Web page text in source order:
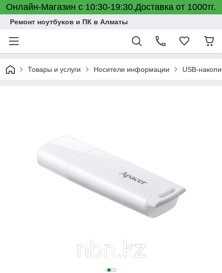
Онлайн-Магазин с 10:30-19:30.Доставка от 1000тг.
Ремонт ноутбуков и ПК в Алматы
Товары и услуги Носители информации USB-